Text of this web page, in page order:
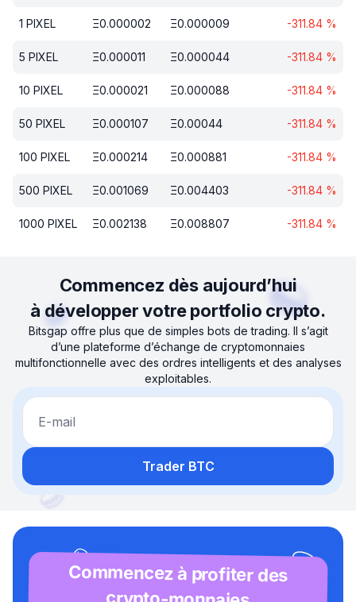
1 PIXEL Ξ0.000002 Ξ0.000009 -311.84 %
5 PIXEL Ξ0.000011 Ξ0.000044 -311.84 %
10 PIXEL Ξ0.000021 Ξ0.000088 -311.84 %
50 PIXEL Ξ0.000107 Ξ0.00044 -311.84 %
100 PIXEL Ξ0.000214 Ξ0.000881 -311.84 %
500 PIXEL Ξ0.001069 Ξ0.004403 -311.84 %
1000 PIXEL Ξ0.002138 Ξ0.008807 -311.84 %
Commencez dès aujourd’hui
à développer votre portfolio crypto.
Bitsgap offre plus que de simples bots de trading. Il s’agit
d’une plateforme d’échange de cryptomonnaies
multifonctionnelle avec des ordres intelligents et des analyses
exploitables.
E-mail
Trader BTC
Commencez à profiter des